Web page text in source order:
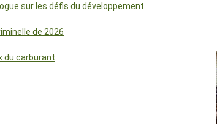
sur les défis du développement
de 2026
du carburant